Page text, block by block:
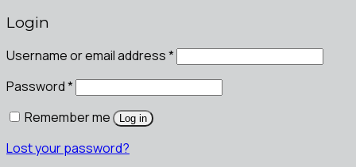
Login
Username or email address*
Password*
Remember me
Log in
Lost your password?